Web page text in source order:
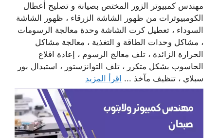
مهندس كمبيوتر الزور المختص بصيانة و تصليح أعطال
الكومبيوترات من ظهور الشاشة الزرقاء ، ظهور الشاشة
السوداء ، تعطيل كرت الشاشة وحدة معالجة الرسومات
، مشاكل وحدات الطاقة و التغذية ، معالجة مشاكل
الحرارة الزائدة ، تلف معالج الرسوم ، إعادة اقلاع
الحاسوب بشكل متكرر ، تلف التوانزستور ، استبدال بور
سبلاي ، تنظيف مآخذ ... اقرأ المزيد